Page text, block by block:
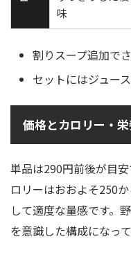
味
割りスープ追加で
セットにはジュー
価格とカロリー・
単品は290円前後が目
ロリーはおおよそ250
して適度な量感です。
を意識した構成になって